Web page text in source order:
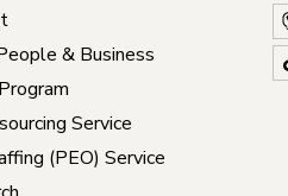
& Business
Service
(PEO) Service